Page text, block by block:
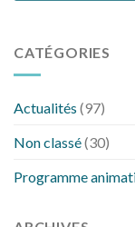
CATÉGORIES
Actualités (97)
Non classé(30)
Programme